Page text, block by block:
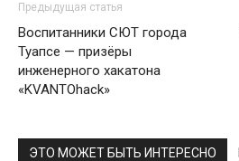
Предыдущая статья
Воспитанники СЮТ города
Туапсе — призёры
инженерного хакатона
«KVANTOhack»
ЭТО МОЖЕТ БЫТЬ ИНТЕРЕСНО